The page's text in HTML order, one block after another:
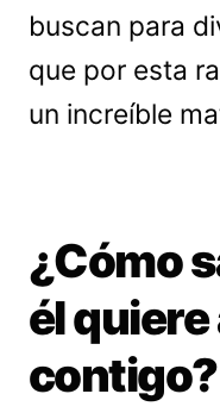
buscan para
que por esta
un increíble
¿Cómo
él
contigo?